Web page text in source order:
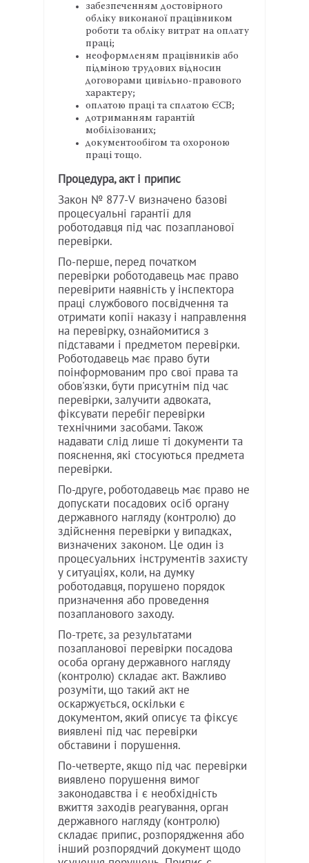
забезпеченням достовірного
обліку виконаної працівником
роботи та обліку витрат на оплату
праці;
неоформленям працівників або
підміною трудових відносин
договорами цивільно-правового
характеру;
оплатою праці та сплатою ЄСВ;
дотриманням гарантій
мобілізованих;
документообігом та охороною
праці тощо.
Процедура, акт і припис
Закон № 877-V визначено базові
процесуальні гарантії для
роботодавця під час позапланової
перевірки.
По-перше, перед початком
перевірки роботодавець має право
перевірити наявність у інспектора
праці службового посвідчення та
отримати копії наказу і направлення
на перевірку, ознайомитися з
підставами і предметом перевірки.
Роботодавець має право бути
поінформованим про свої права та
обов'язки, бути присутнім під час
перевірки, залучити адвоката,
фіксувати перебіг перевірки
технічними засобами. Також
надавати слід лише ті документи та
пояснення, які стосуються предмета
перевірки.
По-друге, роботодавець має право не
допускати посадових осіб органу
державного нагляду (контролю) до
здійснення перевірки у випадках,
визначених законом. Це один із
процесуальних інструментів захисту
у ситуаціях, коли, на думку
роботодавця, порушено порядок
призначення або проведення
позапланового заходу.
По-третє, за результатами
позапланової перевірки посадова
особа органу державного нагляду
(контролю) складає акт. Важливо
розуміти, що такий акт не
оскаржується, оскільки є
документом, який описує та фіксує
виявлені під час перевірки
обставини і порушення.
По-четверте, якщо під час перевірки
виявлено порушення вимог
законодавства і є необхідність
вжиття заходів реагування, орган
державного нагляду (контролю)
складає припис, розпорядження або
інший розпорядчий документ щодо